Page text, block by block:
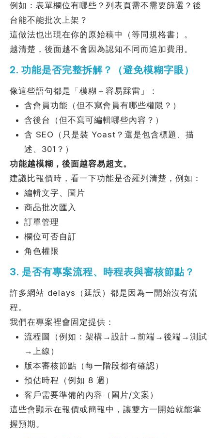
例如：表單欄位有哪些？列表頁需不需要篩選？後
台能不能批次上架？
這做法也出現在你的原始稿中（等同規格書）。
越清楚，後面越不會因為認知不同而追加費用。
2. 功能是否完整拆解？（避免模糊字眼）
像這些語句都是「模糊＋容易踩雷」：
含會員功能（但不寫會員有哪些權限？）
含後台（但不寫可編輯哪些內容？）
含 SEO（只是裝 Yoast？還是包含標題、描
述、301？）
功能越模糊，後面越容易超支。
建議比報價時，看一下功能是否羅列清楚，例如：
編輯文字、圖片
商品批次匯入
訂單管理
欄位可否自訂
角色權限
3. 是否有專案流程、時程表與審核節點？
許多網站 delays（延誤）都是因為一開始沒有流
程。
我們在專案裡會固定提供：
流程圖（例如：架構→設計→前端→後端→測試
→上線）
版本審核節點（每一階段都有確認）
預估時程（例如 8 週）
客戶需要準備的內容（圖片/文案）
這些會顯示在報價或簡報中，讓雙方一開始就能掌
握預期。